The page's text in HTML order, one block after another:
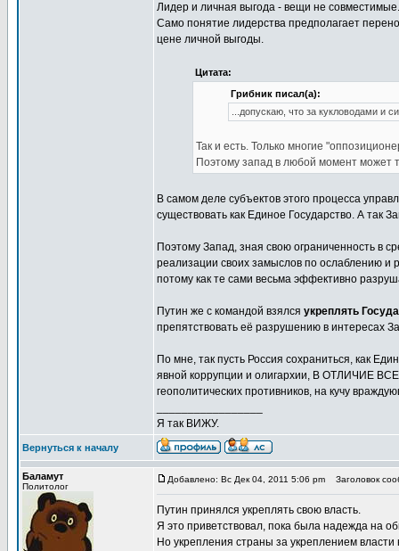
Лидер и личная выгода - вещи не совместимые.
Само понятие лидерства предполагает
цене личной выгоды.
Цитата:
Грибник писал(а):
...допускаю, что за кукловодами и
Так и есть. Только многие
Поэтому запад в любой момент может
В самом деле субъектов этого процесса
существовать как Единое Государство. А так
Поэтому Запад, зная свою ограниченность в
реализации своих замыслов по ослаблению и
потому как те сами весьма эффективно
Путин же с командой взялся укреплять
препятствовать её разрушению в интересах
По мне, так пусть Россия сохраниться, как
явной коррупции и олигархии, В ОТЛИЧИЕ
геополитических противников, на кучу
Я так ВИЖУ.
Вернуться к началу
Баламут
Политолог
Добавлено: Вс Дек 04, 2011 5:06 pm Заголовок
Путин принялся укреплять свою власть.
Я это приветствовал, пока была надежда на
Но укрепления страны за укреплением власти